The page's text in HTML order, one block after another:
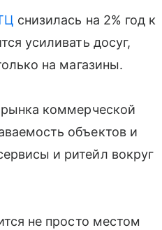
снизилась на 2% год к
усиливать досуг,
на магазины.
коммерческой
объектов и
и ритейл вокруг
не просто местом